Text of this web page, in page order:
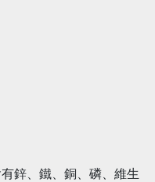
鋅、鐵、銅、磷、維生